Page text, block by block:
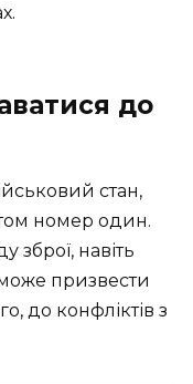
до
стан,
номер один.
зброї, навіть
призвести
до конфліктів з